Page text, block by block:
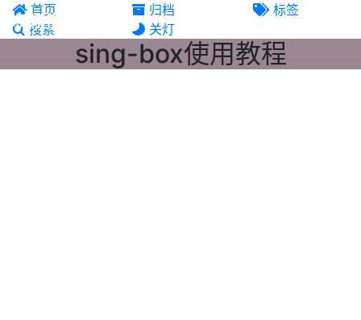
机场推荐
首页 归档
标签
搜索
关灯
sing-box使用教程